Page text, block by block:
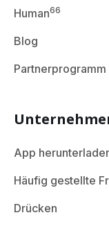
Human66
Blog
Partnerprogramm
App
Häufig gestellte
Drücken